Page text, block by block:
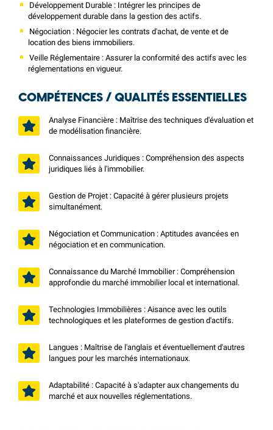
Développement Durable : Intégrer les principes de
développement durable dans la gestion des actifs.
Négociation : Négocier les contrats d'achat, de vente et de
location des biens immobiliers.
Veille Réglementaire : Assurer la conformité des actifs avec les
réglementations en vigueur.
COMPÉTENCES / QUALITÉS ESSENTIELLES
Analyse Financière : Maîtrise des techniques d'évaluation et
de modélisation financière.
Connaissances Juridiques : Compréhension des aspects
juridiques liés à l'immobilier.
Gestion de Projet : Capacité à gérer plusieurs projets
simultanément.
Négociation et Communication : Aptitudes avancées en
négociation et en communication.
Connaissance du Marché Immobilier : Compréhension
approfondie du marché immobilier local et international.
Technologies Immobilières : Aisance avec les outils
technologiques et les plateformes de gestion d'actifs.
Langues : Maîtrise de l'anglais et éventuellement d'autres
langues pour les marchés internationaux.
Adaptabilité : Capacité à s'adapter aux changements du
marché et aux nouvelles réglementations.